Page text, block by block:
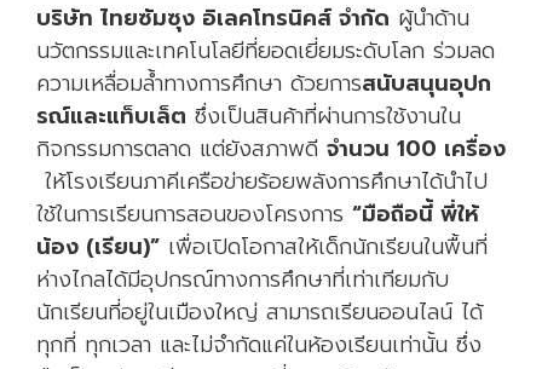
บริษัท ไทยซัมซุง อิเลคโทรนิคส์ จำกัด ผู้นำด้าน
นวัตกรรมและเทคโนโลยีที่ยอดเยี่ยมระดับโลก ร่วมลด
ความเหลื่อมล้ำทางการศึกษา ด้วยการสนับสนุนอุปก
รณ์และแท็บเล็ต ซึ่งเป็นสินค้าที่ผ่านการใช้งานใน
กิจกรรมการตลาด แต่ยังสภาพดี จำนวน 100 เครื่อง
ให้โรงเรียนภาคีเครือข่ายร้อยพลังการศึกษาได้นำไป
ใช้ในการเรียนการสอนของโครงการ “มือถือนี้ พี่ให้
น้อง (เรียน)” เพื่อเปิดโอกาสให้เด็กนักเรียนในพื้นที่
ห่างไกลได้มีอุปกรณ์ทางการศึกษาที่เท่าเทียมกับ
นักเรียนที่อยู่ในเมืองใหญ่ สามารถเรียนออนไลน์ ได้
ทุกที่ ทุกเวลา และไม่จำกัดแค่ในห้องเรียนเท่านั้น ซึ่ง